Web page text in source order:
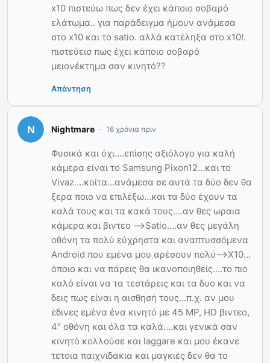
x10 πιστεύω πως δεν έχει κάποιο σοβαρό
ελάτωμα.. για παράδειγμα ήμουν ανάμεσα
στο x10 και το satio. αλλά κατέληξα στο x10!.
πιστεύεισ πως έχει κάποιο σοβαρό
μειονέκτημα σαν κινητό??
Απάντηση
Nightmare 16 χρόνια πριν
Φυσικά και όχι….επίσης αξιόλογο για καλή
κάμερα είναι το Samsung Pixon12…και το
Vivaz….κοίτα…ανάμεσα σε αυτά τα δύο δεν θα
ξερα ποιο να επιλέξω…και τα δύο έχουν τα
καλά τους και τα κακά τους….αν θες ωραια
κάμερα και βιντεο —>Satio….αν θες μεγάλη
οθόνη τα πολύ εύχρηστα και αναπτυσσόμενα
Android που εμένα μου αρέσουν πολύ—>Χ10…
όποιο και να πάρεις θα ικανοποιηθείς….το πιο
καλό είναι να τα τεστάρεις και τα δυο και να
δεις πως είναι η αισθησή τους…π.χ. αν μου
έδινες εμένα ένα κινητό με 45 MP, HD βιντεο,
4″ οθόνη και όλα τα καλά….και γενικά σαν
κινητό κολλούσε και laggare και μου έκανε
τετοια παιχνιδακια και μαγκιές δεν θα το